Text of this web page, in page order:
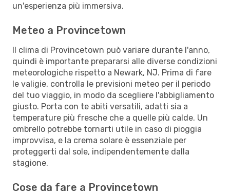
un'esperienza più immersiva.
Meteo a Provincetown
Il clima di Provincetown può variare durante l'anno,
quindi è importante prepararsi alle diverse condizioni
meteorologiche rispetto a Newark, NJ. Prima di fare
le valigie, controlla le previsioni meteo per il periodo
del tuo viaggio, in modo da scegliere l'abbigliamento
giusto. Porta con te abiti versatili, adatti sia a
temperature più fresche che a quelle più calde. Un
ombrello potrebbe tornarti utile in caso di pioggia
improvvisa, e la crema solare è essenziale per
proteggerti dal sole, indipendentemente dalla
stagione.
Cose da fare a Provincetown